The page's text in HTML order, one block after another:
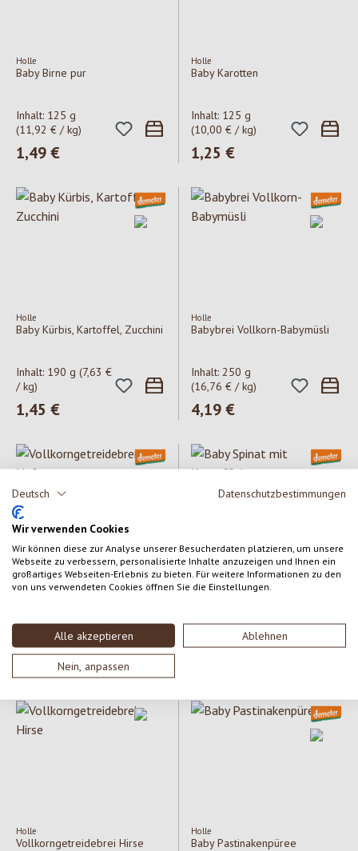
Deutsch Datenschutzbestimmungen
Wir verwenden Cookies
Wir können diese zur Analyse unserer Besucherdaten platzieren, um unsere
Webseite zu verbessern, personalisierte Inhalte anzuzeigen und Ihnen ein
großartiges Webseiten-Erlebnis zu bieten. Für weitere Informationen zu den
von uns verwendeten Cookies öffnen Sie die Einstellungen.
Alle akzeptieren Ablehnen
Nein, anpassen
Holle
Baby Birne pur
Inhalt: 125 g
(11,92 € / kg)
Regulärer Preis:
1,49 €
Holle
Baby Karotten
Inhalt: 125 g
(10,00 € / kg)
Regulärer Preis:
1,25 €
Holle
Baby Kürbis, Kartoffel, Zucchini
Inhalt: 190 g (7,63 €
/ kg)
Regulärer Preis:
1,45 €
Holle
Babybrei Vollkorn-Babymüsli
Inhalt: 250 g
(16,76 € / kg)
Regulärer Preis:
4,19 €
Holle
Vollkorngetreidebrei Hafer
Inhalt:250 g
(14,76 € / kg)
Regulärer Preis:
3,69 €
Holle
Baby Spinat mit Kartoffeln
Inhalt:190 g(7,63 €
/ kg)
Holle
Vollkorngetreidebrei Hirse
Holle
Baby Pastinakenpüree